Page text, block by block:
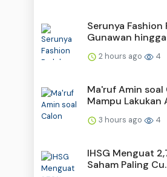
Serunya Fashion
Gunawan hingga
2 hours ago 4
Ma'ruf Amin soal
Mampu Lakukan
3 hours ago 4
IHSG Menguat
Saham Paling